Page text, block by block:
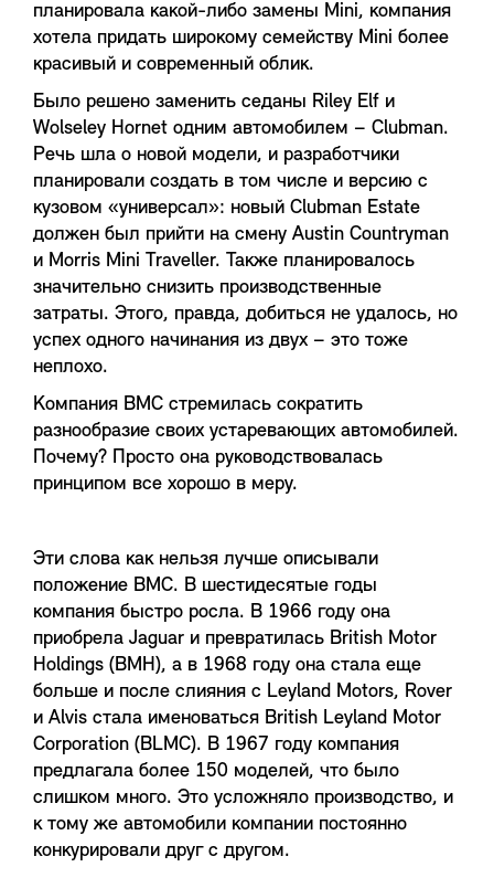
планировала какой-либо замены Mini, компания
хотела придать широкому семейству Mini более
красивый и современный облик.
Было решено заменить седаны Riley Elf и
Wolseley Hornet одним автомобилем – Clubman.
Речь шла о новой модели, и разработчики
планировали создать в том числе и версию с
кузовом «универсал»: новый Clubman Estate
должен был прийти на смену Austin Countryman
и Morris Mini Traveller. Также планировалось
значительно снизить производственные
затраты. Этого, правда, добиться не удалось, но
успех одного начинания из двух – это тоже
неплохо.
Компания BMC стремилась сократить
разнообразие своих устаревающих автомобилей.
Почему? Просто она руководствовалась
принципом все хорошо в меру.
Эти слова как нельзя лучше описывали
положение BMC. В шестидесятые годы
компания быстро росла. В 1966 году она
приобрела Jaguar и превратилась British Motor
Holdings (BMH), а в 1968 году она стала еще
больше и после слияния с Leyland Motors, Rover
и Alvis стала именоваться British Leyland Motor
Corporation (BLMC). В 1967 году компания
предлагала более 150 моделей, что было
слишком много. Это усложняло производство, и
к тому же автомобили компании постоянно
конкурировали друг с другом.